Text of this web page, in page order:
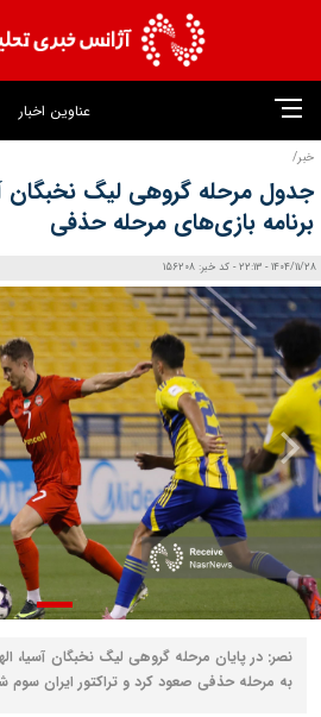
عناوین اخبار
خبر/
جدول مرحله گروهی لیگ نخبگان
برنامه بازی‌های مرحله حذفی
1404/11/28 - 22:13 - کد خبر: 156208
نصر: در پایان مرحله گروهی لیگ نخبگان آسیا،
به مرحله حذفی صعود کرد و تراکتور ایران سوم